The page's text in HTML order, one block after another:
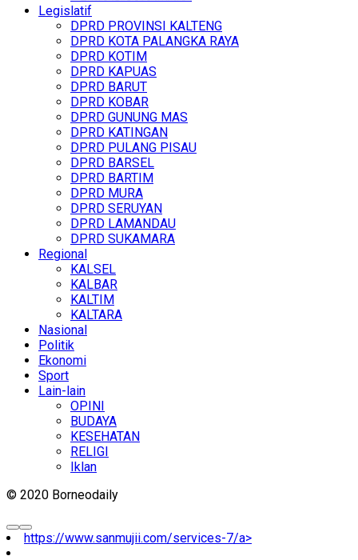
Legislatif
DPRD PROVINSI KALTENG
DPRD KOTA PALANGKA RAYA
DPRD KOTIM
DPRD KAPUAS
DPRD BARUT
DPRD KOBAR
DPRD GUNUNG MAS
DPRD KATINGAN
DPRD PULANG PISAU
DPRD BARSEL
DPRD BARTIM
DPRD MURA
DPRD SERUYAN
DPRD LAMANDAU
DPRD SUKAMARA
Regional
KALSEL
KALBAR
KALTIM
KALTARA
Nasional
Politik
Ekonomi
Sport
Lain-lain
OPINI
BUDAYA
KESEHATAN
RELIGI
Iklan
© 2020 Borneodaily
https://www.sanmujii.com/services-7/a>